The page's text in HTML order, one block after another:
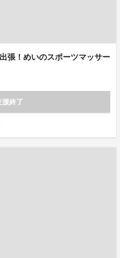
張！めいのスポーツマッサー
援終了